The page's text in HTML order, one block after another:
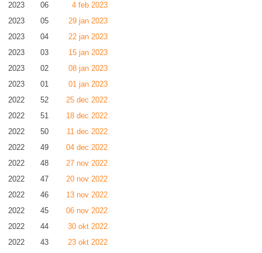
2023
06
4 feb 2023
2023
05
29 jan 2023
2023
04
22 jan 2023
2023
03
15 jan 2023
2023
02
08 jan 2023
2023
01
01 jan 2023
2022
52
25 dec 2022
2022
51
18 dec 2022
2022
50
11 dec 2022
2022
49
04 dec 2022
2022
48
27 nov 2022
2022
47
20 nov 2022
2022
46
13 nov 2022
2022
45
06 nov 2022
2022
44
30 okt 2022
2022
43
23 okt 2022